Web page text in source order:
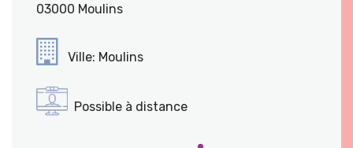
03000 Moulins
Ville: Moulins
Possible à distance